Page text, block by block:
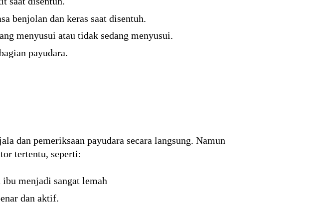
benjolan dan keras saat disentuh.
menyusui atau tidak sedang menyusui.
payudara.
dan pemeriksaan payudara secara langsung. Namun
tertentu, seperti:
menjadi sangat lemah
dan aktif.